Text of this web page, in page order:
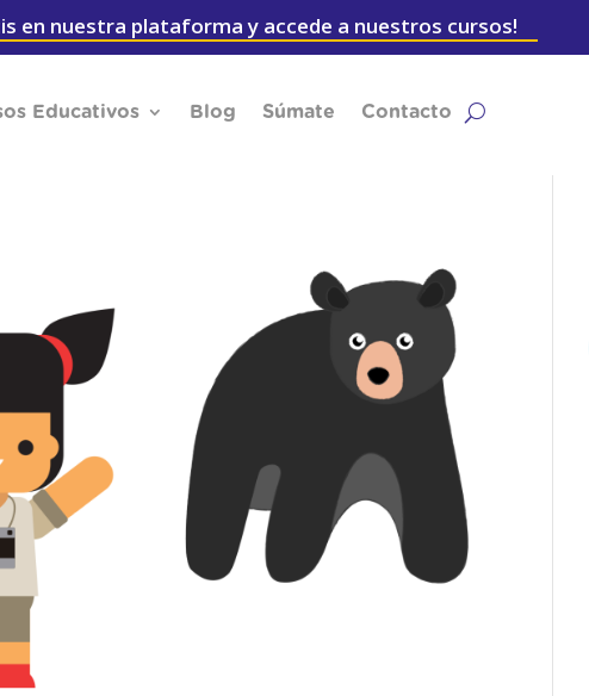
en nuestra plataforma y accede a nuestros cursos!
Educativos Blog Súmate Contacto